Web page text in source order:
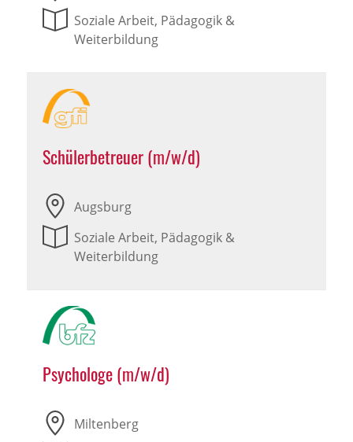
Soziale Arbeit, Pädagogik &
Weiterbildung
Schülerbetreuer (m/w/d)
Augsburg
Soziale Arbeit, Pädagogik &
Weiterbildung
Psychologe (m/w/d)
Miltenberg